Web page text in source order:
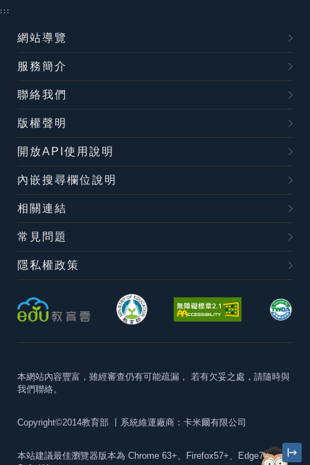
:::
網站導覽
服務簡介
聯絡我們
版權聲明
開放API使用說明
內嵌搜尋欄位說明
相關連結
常見問題
隱私權政策
本網站內容豐富，雖經審查仍有可能疏漏， 若有欠妥之處，請隨時與
我們聯絡。
Copyright©2014教育部 丨系統維運廠商：卡米爾有限公司
本站建議最佳瀏覽器版本為 Chrome 63+、Firefox57+、Edge79+及